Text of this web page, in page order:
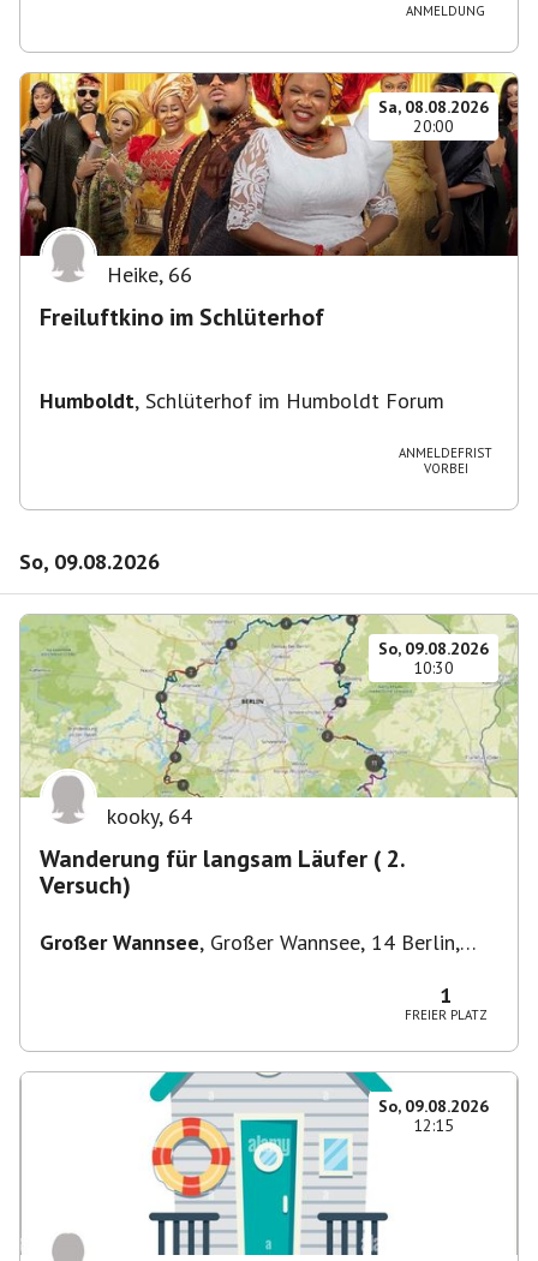
ANMELDUNG
Sa, 08.08.2026
20:00
Heike, 66
Freiluftkino im Schlüterhof
Humboldt, Schlüterhof im Humboldt Forum
ANMELDEFRIST
VORBEI
So, 09.08.2026
So, 09.08.2026
10:30
kooky, 64
Wanderung für langsam Läufer ( 2.
Versuch)
Großer Wannsee, Großer Wannsee, 14 Berlin,
1
FREIER PLATZ
So, 09.08.2026
12:15